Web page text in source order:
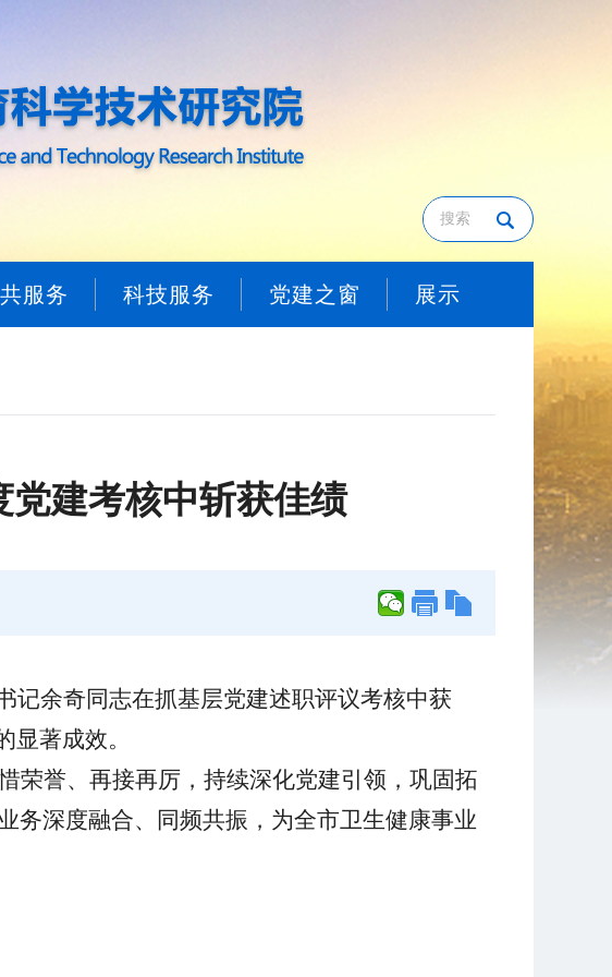
服务 科技服务 党建之窗 展示
建考核中斩获佳绩
记余奇同志在抓基层党建述职评议考核中获
著成效。
荣誉、再接再厉，持续深化党建引领，巩固拓
务深度融合、同频共振，为全市卫生健康事业